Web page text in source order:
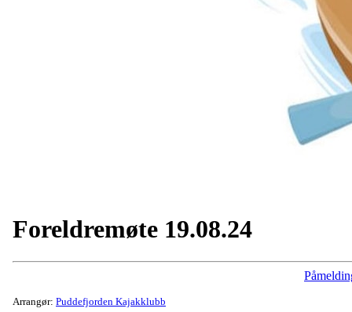
Foreldremøte 19.08.24
Arrangør: Puddefjorden Kajakklubb